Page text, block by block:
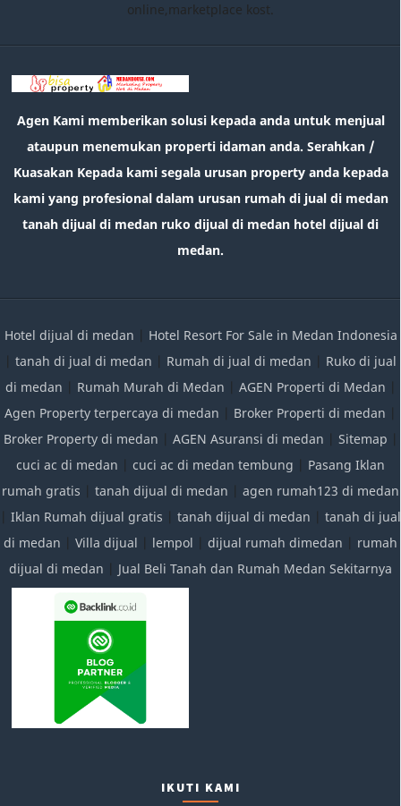
online,marketplace kost.
Agen Kami memberikan solusi kepada anda untuk menjual
ataupun menemukan properti idaman anda. Serahkan /
Kuasakan Kepada kami segala urusan property anda kepada
kami yang profesional dalam urusan rumah di jual di medan
tanah dijual di medan ruko dijual di medan hotel dijual di
medan.
Hotel dijual di medan | Hotel Resort For Sale in Medan Indonesia
| tanah di jual di medan | Rumah di jual di medan | Ruko di jual
di medan | Rumah Murah di Medan | AGEN Properti di Medan |
Agen Property terpercaya di medan | Broker Properti di medan |
Broker Property di medan | AGEN Asuransi di medan | Sitemap |
cuci ac di medan | cuci ac di medan tembung | Pasang Iklan
rumah gratis | tanah dijual di medan | agen rumah123 di medan
| Iklan Rumah dijual gratis | tanah dijual di medan | tanah di jual
di medan | Villa dijual | lempol | dijual rumah dimedan | rumah
dijual di medan | Jual Beli Tanah dan Rumah Medan Sekitarnya
IKUTI KAMI